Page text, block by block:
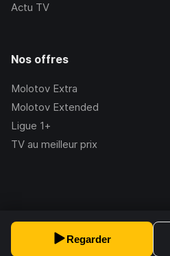
Regarder
Actu TV
Nos offres
Molotov Extra
Molotov Extended
Ligue 1+
TV au meilleur prix